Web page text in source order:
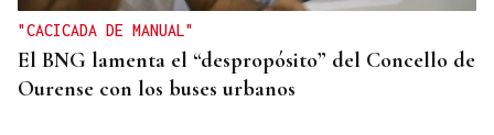
"CACICADA DE MANUAL"
El BNG lamenta el “despropósito” del Concello de
Ourense con los buses urbanos